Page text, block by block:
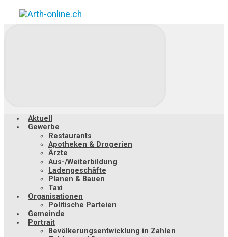
Zum
Hauptinhalt
Aktuell
Gewerbe
Restaurants
Apotheken & Drogerien
Ärzte
Aus-/Weiterbildung
Ladengeschäfte
Planen & Bauen
Taxi
Organisationen
Politische Parteien
Gemeinde
Portrait
Bevölkerungsentwicklung in Zahlen